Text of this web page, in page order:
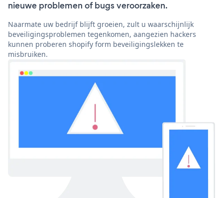
nieuwe problemen of bugs veroorzaken.
Naarmate uw bedrijf blijft groeien, zult u waarschijnlijk
beveiligingsproblemen tegenkomen, aangezien hackers
kunnen proberen shopify form beveiligingslekken te
misbruiken.